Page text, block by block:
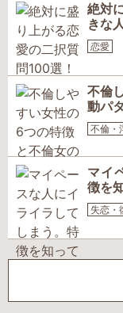
絶対
きな
恋愛
不倫
動パ
不倫・
マイ
徴を
失恋・